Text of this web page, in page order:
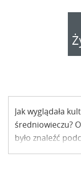
Jak wyglądała
średniowieczu?
było znaleźć
odbyły się na